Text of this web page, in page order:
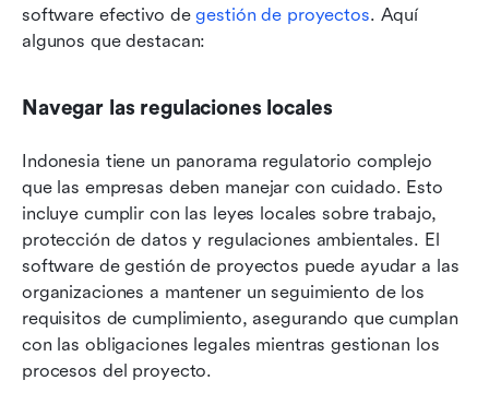
software efectivo de gestión de proyectos. Aquí
algunos que destacan:
Navegar las regulaciones locales
Indonesia tiene un panorama regulatorio complejo
que las empresas deben manejar con cuidado. Esto
incluye cumplir con las leyes locales sobre trabajo,
protección de datos y regulaciones ambientales. El
software de gestión de proyectos puede ayudar a las
organizaciones a mantener un seguimiento de los
requisitos de cumplimiento, asegurando que cumplan
con las obligaciones legales mientras gestionan los
procesos del proyecto.